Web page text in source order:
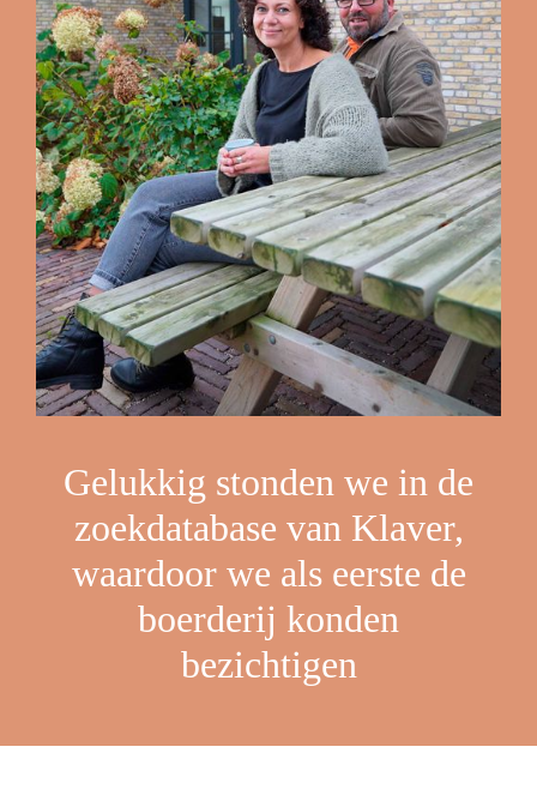
Gelukkig stonden we in de
zoekdatabase van Klaver,
waardoor we als eerste de
boerderij konden
bezichtigen